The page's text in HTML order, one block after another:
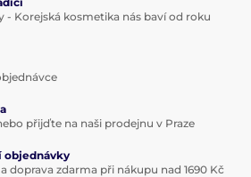
- Korejská kosmetika nás baví od roku
přijďte na naši prodejnu v Praze
objednávky
doprava zdarma při nákupu nad 1690 Kč